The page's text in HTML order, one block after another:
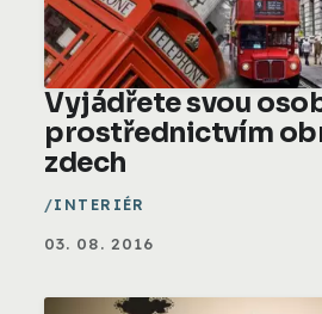
Vyjádřete svou
prostřednictvím
zdech
INTERIÉR
03. 08. 2016